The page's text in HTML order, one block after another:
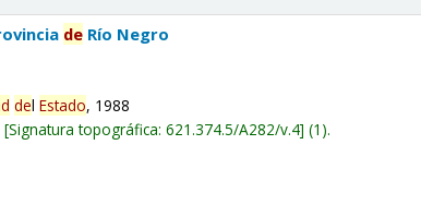
de Río Negro
delEstado, 1988
Signatura topográfica:621.374.5/A282/v.4 (1).